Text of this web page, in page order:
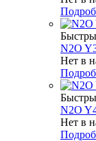
N2O
Нет в
N2O
Нет в